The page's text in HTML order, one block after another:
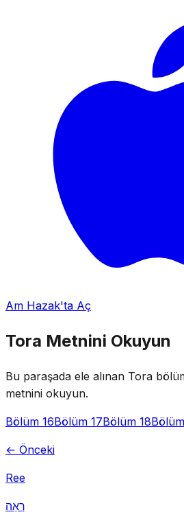
Am Hazak'ta Aç
Tora Metnini Okuyun
Bu paraşada ele alınan Tora
metnini okuyun.
Bölüm 16Bölüm 17Bölüm 18
← Önceki
Ree
רְאֵה